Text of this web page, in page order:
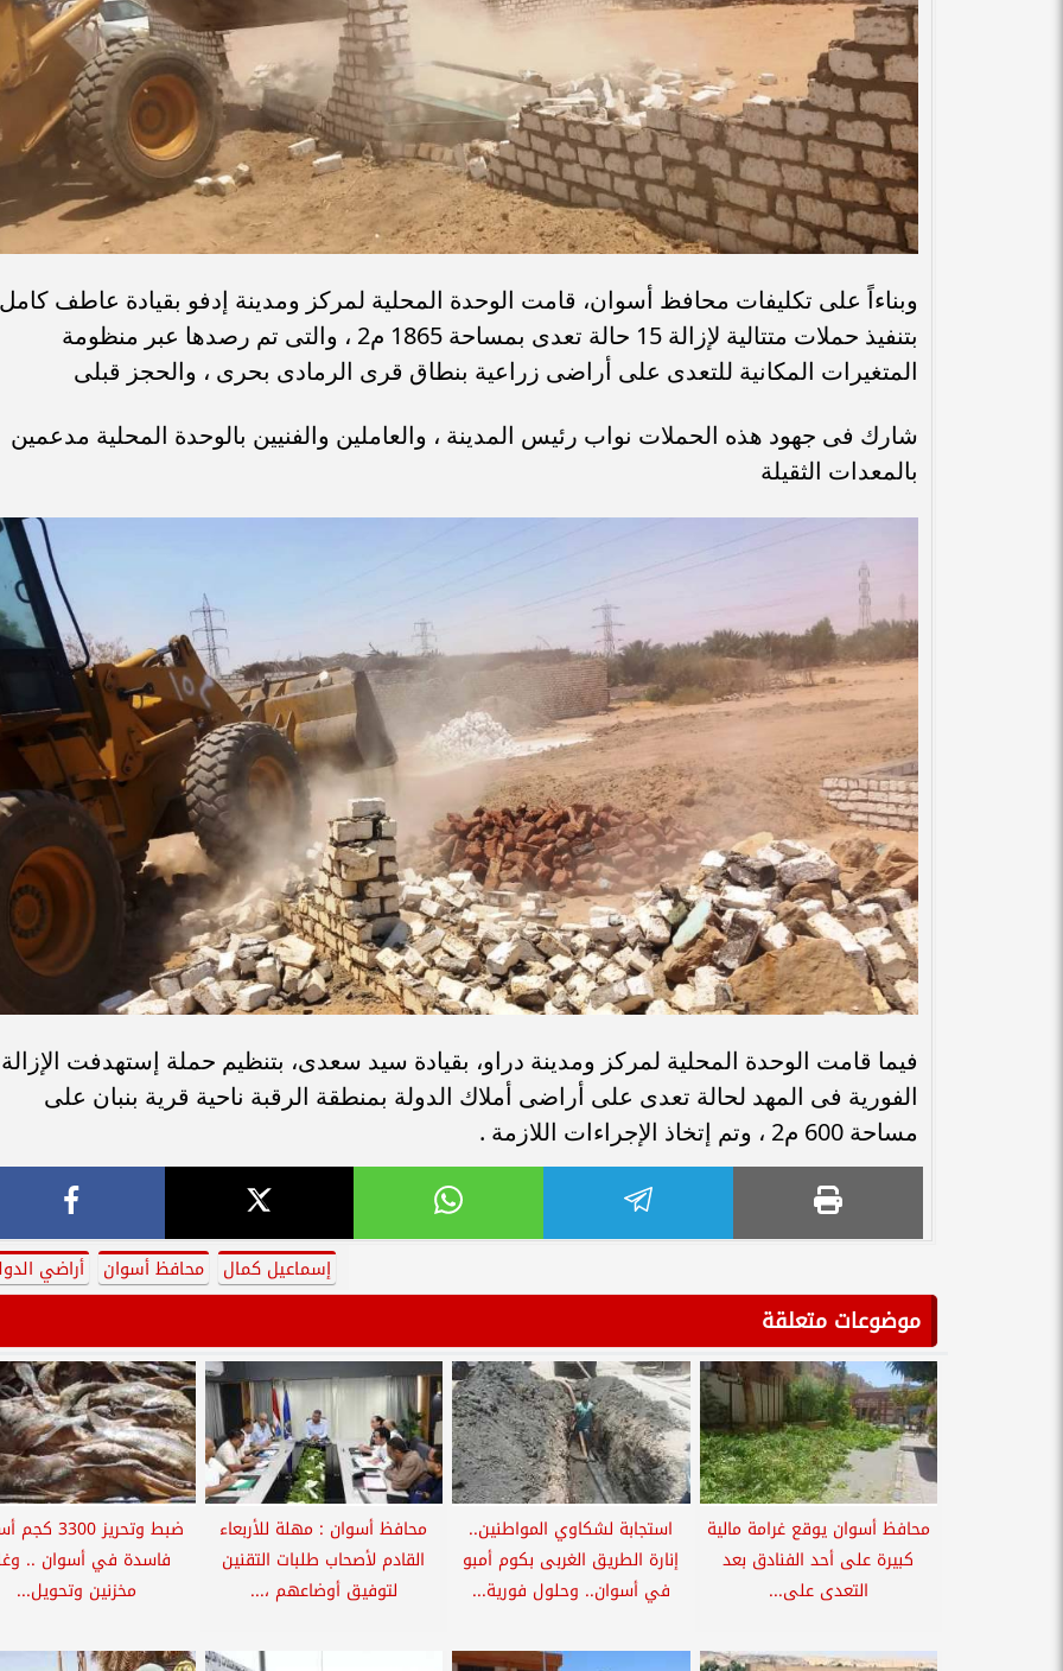
وبناءاً على تكليفات محافظ أسوان، قامت الوحدة المحلية لمركز ومدينة إدفو بقيادة عاطف كامل
بتنفيذ حملات متتالية لإزالة 15 حالة تعدى بمساحة 1865 م2 ، والتى تم رصدها عبر منظومة
المتغيرات المكانية للتعدى على أراضى زراعية بنطاق قرى الرمادى بحرى ، والحجز قبلى
شارك فى جهود هذه الحملات نواب رئيس المدينة ، والعاملين والفنيين بالوحدة المحلية مدعمين
بالمعدات الثقيلة
فيما قامت الوحدة المحلية لمركز ومدينة دراو، بقيادة سيد سعدى، بتنظيم حملة إستهدفت الإزالة
الفورية فى المهد لحالة تعدى على أراضى أملاك الدولة بمنطقة الرقبة ناحية قرية بنبان على
مساحة 600 م2 ، وتم إتخاذ الإجراءات اللازمة .
إسماعيل كمال محافظ أسوان أراضي
موضوعات متعلقة
محافظ أسوان يوقع غرامة مالية
كبيرة على أحد الفنادق بعد
التعدى على...
استجابة لشكاوي المواطنين..
إنارة الطريق الغربى بكوم أمبو
في أسوان.. وحلول فورية...
محافظ أسوان : مهلة للأربعاء
القادم لأصحاب طلبات التقنين
لتوفيق أوضاعهم ،...
ضبط وتحريز
فاسدة في أسوان ..
مخزنين وتحويل...